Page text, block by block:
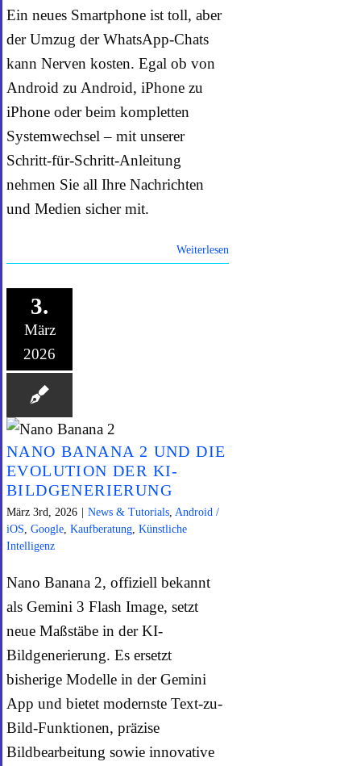
Ein neues Smartphone ist toll, aber
der Umzug der WhatsApp-Chats
kann Nerven kosten. Egal ob von
Android zu Android, iPhone zu
iPhone oder beim kompletten
Systemwechsel – mit unserer
Schritt-für-Schritt-Anleitung
nehmen Sie all Ihre Nachrichten
und Medien sicher mit.
Weiterlesen
3.
März
2026
NANO BANANA 2 UND DIE
EVOLUTION DER KI-
BILDGENERIERUNG
März 3rd, 2026 | News & Tutorials Android /
iOS Google Kaufberatung Künstliche
Intelligenz
Nano Banana 2, offiziell bekannt
als Gemini 3 Flash Image, setzt
neue Maßstäbe in der KI-
Bildgenerierung. Es ersetzt
bisherige Modelle in der Gemini
App und bietet modernste Text-zu-
Bild-Funktionen, präzise
Bildbearbeitung sowie innovative